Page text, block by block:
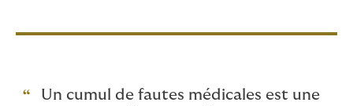
Un cumul de fautes médicales est une